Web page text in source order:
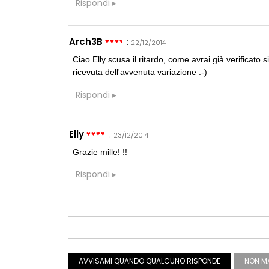
Rispondi
Arch3B : 22/12/2014
Ciao Elly scusa il ritardo, come avrai già verificato
ricevuta dell'avvenuta variazione :-)
Rispondi
Elly : 23/12/2014
Grazie mille! !!
Rispondi
AVVISAMI QUANDO QUALCUNO RISPONDE NON